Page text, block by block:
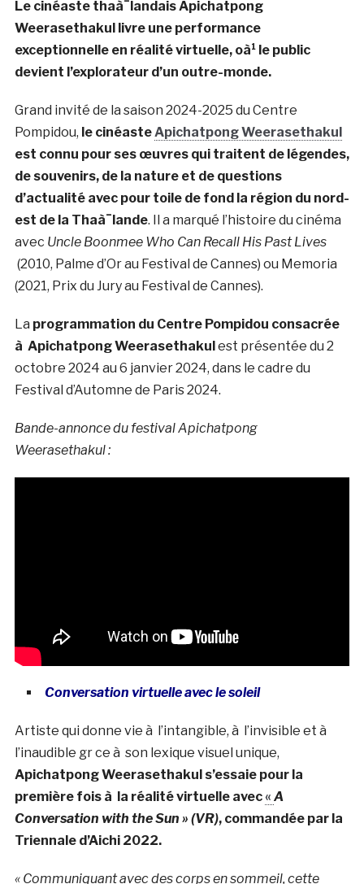
Le cinéaste thaà¯landais Apichatpong
Weerasethakul livre une performance
exceptionnelle en réalité virtuelle, oà¹ le public
devient l’explorateur d’un outre-monde.
Grand invité de la saison 2024-2025 du Centre
Pompidou, le cinéaste Apichatpong Weerasethakul
est connu pour ses œuvres qui traitent de légendes,
de souvenirs, de la nature et de questions
d’actualité avec pour toile de fond la région du nord-
est de la Thaà¯lande. Il a marqué l’histoire du cinéma
avec Uncle Boonmee Who Can Recall His Past Lives
(2010, Palme d’Or au Festival de Cannes) ou Memoria
(2021, Prix du Jury au Festival de Cannes).
La programmation du Centre Pompidou consacrée
à Apichatpong Weerasethakulest présentée du 2
octobre 2024 au 6 janvier 2024, dans le cadre du
Festival d’Automne de Paris 2024.
Bande-annonce du festival Apichatpong
Weerasethakul :
Conversation virtuelle avec le soleil
Artiste qui donne vie à l’intangible, à l’invisible et à
l’inaudible gr ce à son lexique visuel unique,
Apichatpong Weerasethakul s’essaie pour la
première fois à la réalité virtuelle avec« A
Conversation with the Sun » (VR), commandée par la
Triennale d’Aichi 2022.
« Communiquant avec des corps en sommeil, cette